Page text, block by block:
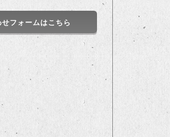
フォームはこちら